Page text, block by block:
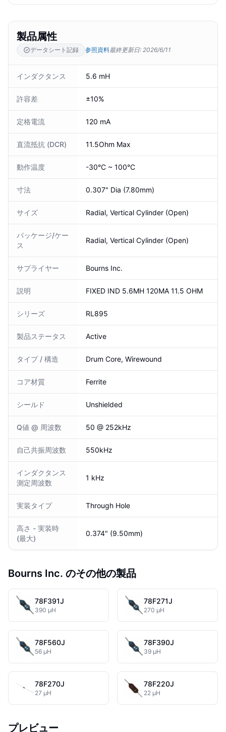
製品属性
データシート記録 参照資料最終更新日: 2026/6/11
インダクタンス 5.6 mH
許容差 ±10%
定格電流 120 mA
直流抵抗 (DCR) 11.5Ohm Max
動作温度 -30°C ~ 100°C
寸法 0.307" Dia (7.80mm)
サイズ Radial, Vertical Cylinder (Open)
パッケージ/ケー
ス
Radial, Vertical Cylinder (Open)
サプライヤー Bourns Inc.
説明 FIXED IND 5.6MH 120MA 11.5 OHM
シリーズ RL895
製品ステータス Active
タイプ / 構造 Drum Core, Wirewound
コア材質 Ferrite
シールド Unshielded
Q値 @ 周波数 50 @ 252kHz
自己共振周波数 550kHz
インダクタンス
測定周波数
1 kHz
実装タイプ Through Hole
高さ - 実装時
(最大)
0.374" (9.50mm)
Bourns Inc. のその他の製品
78F391J
390 µH
78F271J
270 µH
78F560J
56 µH
78F390J
39 µH
78F270J
27 µH
78F220J
22 µH
プレビュー